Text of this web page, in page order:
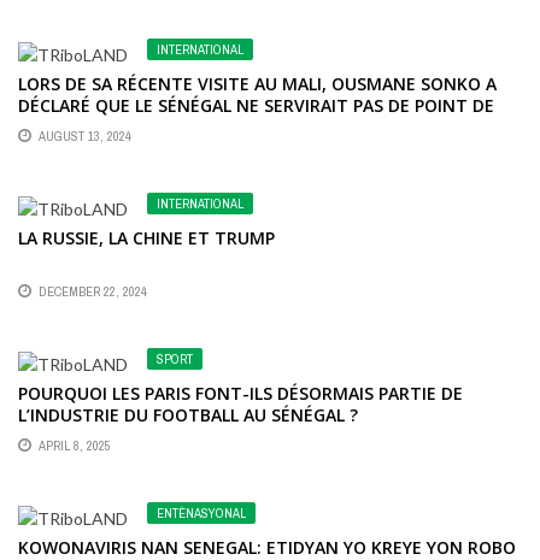
INTERNATIONAL
LORS DE SA RÉCENTE VISITE AU MALI, OUSMANE SONKO A
DÉCLARÉ QUE LE SÉNÉGAL NE SERVIRAIT PAS DE POINT DE
DÉPART POUR DES ACTIONS VISANT À DÉSTABILISER LE PAYS
VOISIN.
AUGUST 13, 2024
INTERNATIONAL
LA RUSSIE, LA CHINE ET TRUMP
DECEMBER 22, 2024
SPORT
POURQUOI LES PARIS FONT-ILS DÉSORMAIS PARTIE DE
L’INDUSTRIE DU FOOTBALL AU SÉNÉGAL ?
APRIL 8, 2025
ENTÈNASYONAL
KOWONAVIRIS NAN SENEGAL: ETIDYAN YO KREYE YON ROBO